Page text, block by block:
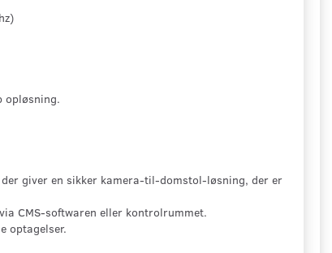
opløsning.
giver en sikker kamera-til-domstol-løsning, der er
CMS-softwaren eller kontrolrummet.
optagelser.